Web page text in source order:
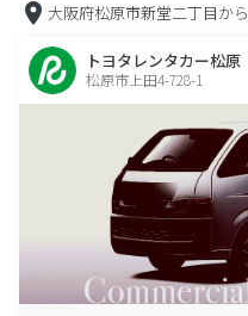
大阪府松原市新堂二丁目から
トヨタレンタカー松原
松原市上田4-728-1